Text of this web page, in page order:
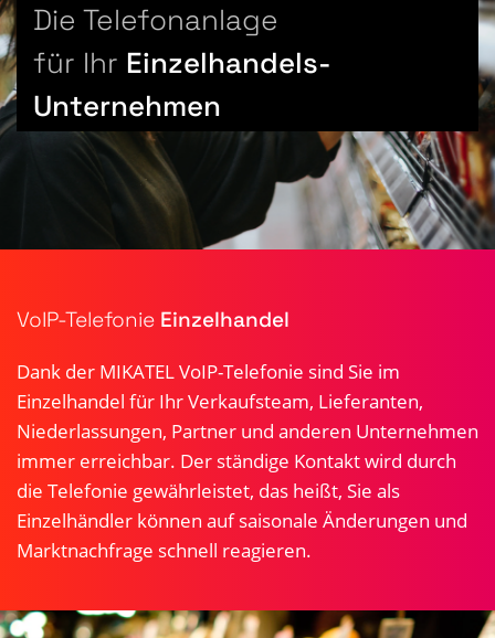
Die Telefonanlage
für Ihr Einzelhandels-
Unternehmen
VoIP-Telefonie Einzelhandel
Dank der MIKATEL VoIP-Telefonie sind Sie im
Einzelhandel für Ihr Verkaufsteam, Lieferanten,
Niederlassungen, Partner und anderen Unternehmen
immer erreichbar. Der ständige Kontakt wird durch
die Telefonie gewährleistet, das heißt, Sie als
Einzelhändler können auf saisonale Änderungen und
Marktnachfrage schnell reagieren.